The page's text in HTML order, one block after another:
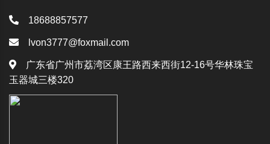
18688857577
lvon3777@foxmail.com
广东省广州市荔湾区康王路西来西街12-16号华林珠宝
玉器城三楼320